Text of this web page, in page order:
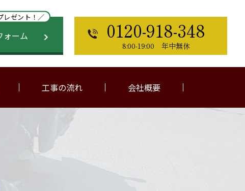
レゼント！／
ォーム 0120-918-348
8:00-19:00 年中無休
工事の流れ 会社概要